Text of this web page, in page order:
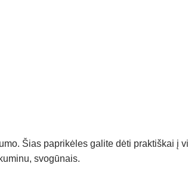
Šias paprikėles galite dėti praktiškai į
svogūnais.